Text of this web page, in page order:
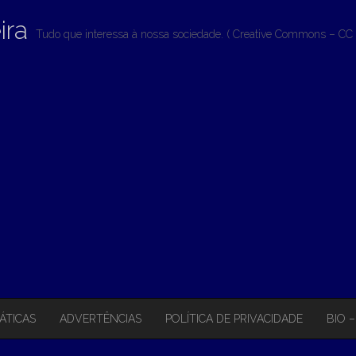
Tudo que interessa à nossa sociedade. ( Creative Commons – CC
ADVERTÊNCIAS POLÍTICA DE PRIVACIDADE BIO